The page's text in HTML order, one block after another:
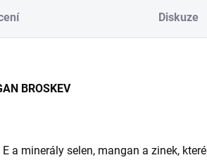
Diskuze
BROSKEV
a minerály selen, mangan a zinek, které